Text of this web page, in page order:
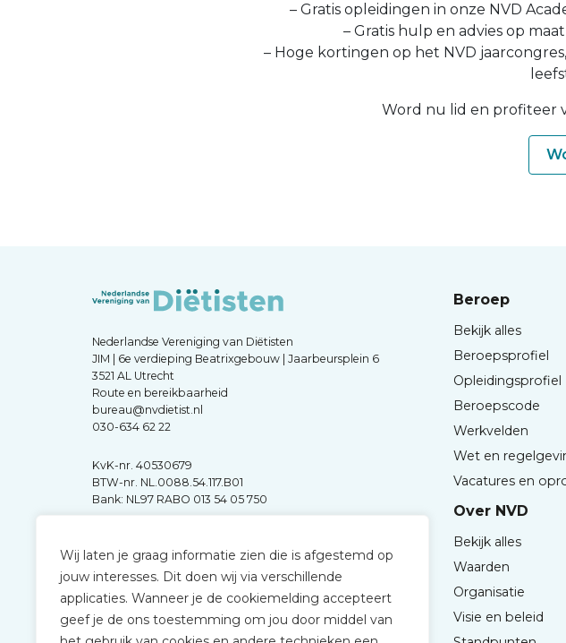
Wij laten je graag informatie zien die is afgestemd op
jouw interesses. Dit doen wij via verschillende
applicaties. Wanneer je de cookiemelding accepteert
geef je de ons toestemming om jou door middel van
– Gratis opleidingen in onze NVD
– Gratis hulp en advies op
– Hoge kortingen op het NVD
Word nu lid en profiteer
Nederlandse Vereniging van Diëtisten
JIM | 6e verdieping Beatrixgebouw | Jaarbeursplein 6
3521 AL Utrecht
Route en bereikbaarheid
bureau@nvdietist.nl
030-634 62 22
KvK-nr. 40530679
BTW-nr. NL.0088.54.117.B01
Bank: NL97 RABO 013 54 05 750
Beroep
Bekijk alles
Beroepsprofiel
Opleidingsprofiel
Beroepscode
Werkvelden
Wet en
Vacatures en
Over NVD
Bekijk alles
Waarden
Organisatie
Visie en beleid